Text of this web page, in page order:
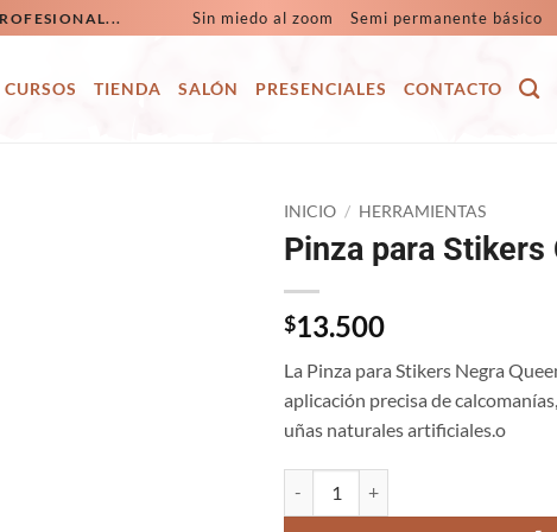
Sin miedo al zoom Semi permanente básico
CURSOS TIENDA SALÓN PRESENCIALES CONTACTO
INICIO / HERRAMIENTAS
Pinza para Stikers
$13.500
La Pinza para Stikers Negra
aplicación precisa de
uñas naturales artificiales.o